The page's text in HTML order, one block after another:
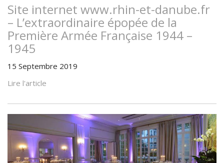
Site internet www.rhin-et-danube.fr
– L’extraordinaire épopée de la
Première Armée Française 1944 –
1945
15 Septembre 2019
Lire l'article